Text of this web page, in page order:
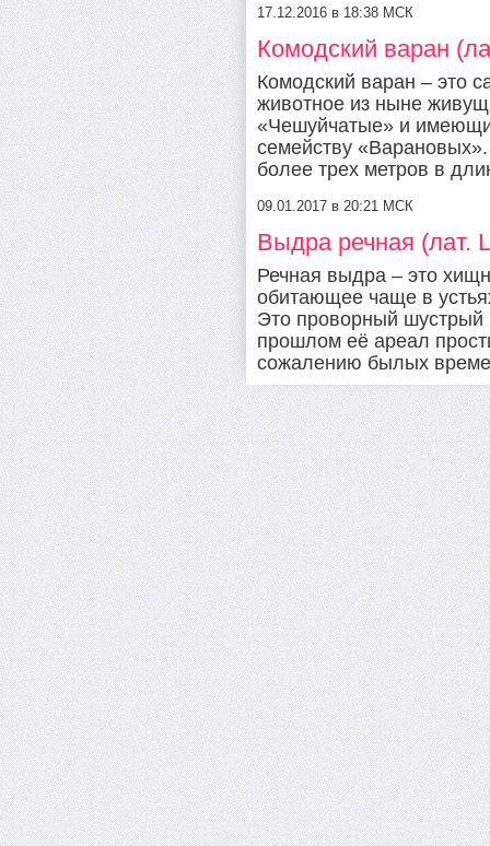
17.12.2016 в 18:38 МСК
Комодский варан
Комодский варан – это
животное из ныне
«Чешуйчатые» и
семейству
более трех метров в
09.01.2017 в 20:21 МСК
Выдра речная (лат.
Речная выдра – это
обитающее чаще в
Это проворный шустрый
прошлом её ареал
сожалению былых